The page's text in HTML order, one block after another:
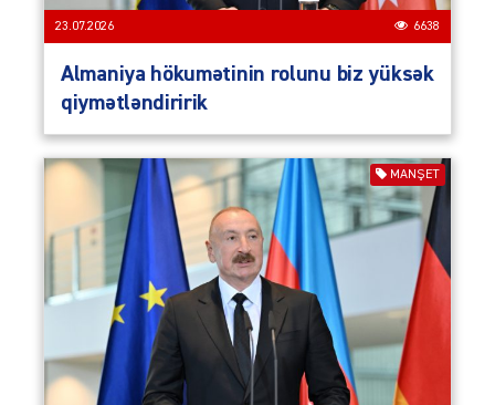
23.07.2026 6638
Almaniya hökumətinin rolunu biz yüksək
qiymətləndiririk
MANŞET